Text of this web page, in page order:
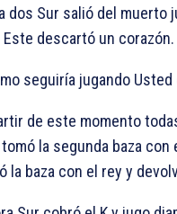
dos Sur salió del muerto
Este descartó un corazón.
seguiría jugando
de este momento
la segunda baza con
la baza con el rey y